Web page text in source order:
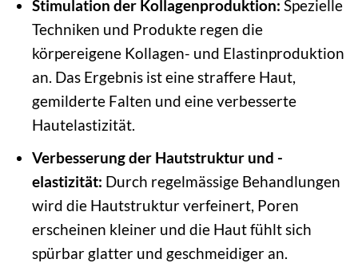
Stimulation der Kollagenproduktion: Spezielle
Techniken und Produkte regen die
körpereigene Kollagen- und Elastinproduktion
an. Das Ergebnis ist eine straffere Haut,
gemilderte Falten und eine verbesserte
Hautelastizität.
Verbesserung der Hautstruktur und -
elastizität: Durch regelmässige Behandlungen
wird die Hautstruktur verfeinert, Poren
erscheinen kleiner und die Haut fühlt sich
spürbar glatter und geschmeidiger an.